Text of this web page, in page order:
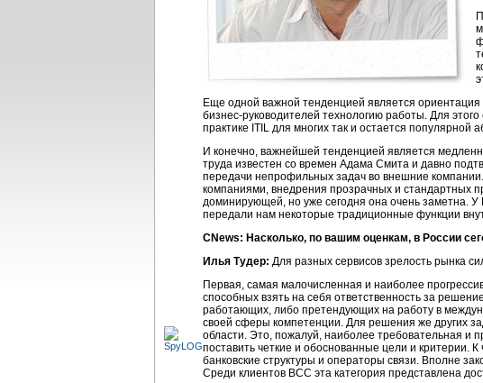
Еще одной важной тенденцией является ориентация
бизнес-руководителей технологию работы. Для
практике ITIL для многих так и остается
И конечно, важнейшей тенденцией является
труда известен со времен Адама Смита и давно
передачи непрофильных задач во внешние
компаниями, внедрения прозрачных и стандартных
доминирующей, но уже сегодня она очень заметна.
передали нам некоторые традиционные функции
CNews: Насколько, по вашим оценкам, в России
Илья Тудер: Для разных сервисов зрелость рынка
Первая, самая малочисленная и наиболее
способных взять на себя ответственность за
работающих, либо претендующих на работу в
своей сферы компетенции. Для решения же других
области. Это, пожалуй, наиболее требовательная и
поставить четкие и обоснованные цели и критерии.
банковские структуры и операторы связи. Вполне
Среди клиентов ВСС эта категория представлена